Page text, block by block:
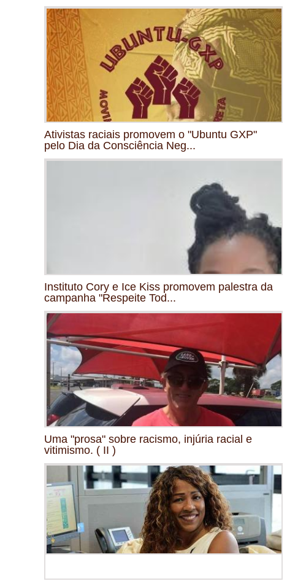
Ativistas raciais promovem o "Ubuntu GXP"
pelo Dia da Consciência Neg...
Instituto Cory e Ice Kiss promovem palestra da
campanha "Respeite Tod...
Uma "prosa" sobre racismo, injúria racial e
vitimismo. ( II )